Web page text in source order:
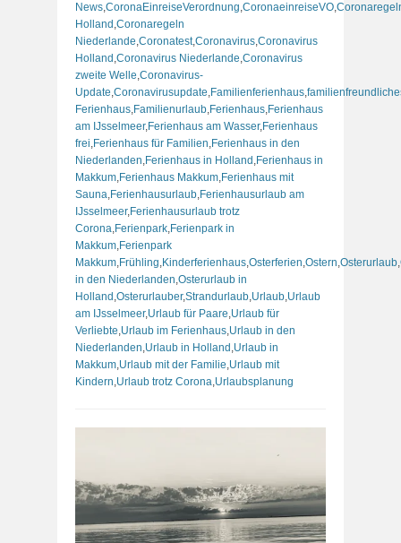
News,CoronaEinreiseVerordnung,CoronaeinreiseVO,
Holland ,Coronaregeln
Niederlande,Coronatest,Coronavirus,Coronavirus
Holland ,Coronavirus Niederlande,Coronavirus
zweite Welle,Coronavirus-
Update,Coronavirusupdate,Familienferienhaus,
Ferienhaus,Familienurlaub,Ferienhaus,Ferienhaus
am IJsselmeer,Ferienhaus am Wasser,Ferienhaus
frei,Ferienhaus für Familien,Ferienhaus in den
Niederlanden,Ferienhaus in Holland ,Ferienhaus in
Makkum,Ferienhaus Makkum,Ferienhaus mit
Sauna,Ferienhausurlaub,Ferienhausurlaub am
IJsselmeer,Ferienhausurlaub trotz
Corona,Ferienpark,Ferienpark in
Makkum,Ferienpark
Makkum,Frühling,Kinderferienhaus,Osterferien,Ostern,Osterurlaub,
in den Niederlanden,Osterurlaub in
Holland ,Osterurlauber,Strandurlaub,Urlaub,Urlaub
am IJsselmeer,Urlaub für Paare,Urlaub für
Verliebte,Urlaub im Ferienhaus,Urlaub in den
Niederlanden,Urlaub in Holland ,Urlaub in
Makkum,Urlaub mit der Familie,Urlaub mit
Kindern,Urlaub trotz Corona,Urlaubsplanung